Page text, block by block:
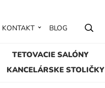
TETOVACIE SALÓNY
KANCELÁRSKE STOLIČKY
KONTAKT BLOG